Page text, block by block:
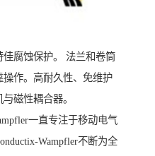
腐蚀保护。 法兰和卷筒
作。高耐久性、免维护
磁性耦合器。
一直专注于移动电气
Wampfler不断为全